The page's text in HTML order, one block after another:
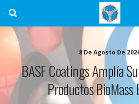
8 De Agosto De
BASF Coatings Amplía
Productos BioMass